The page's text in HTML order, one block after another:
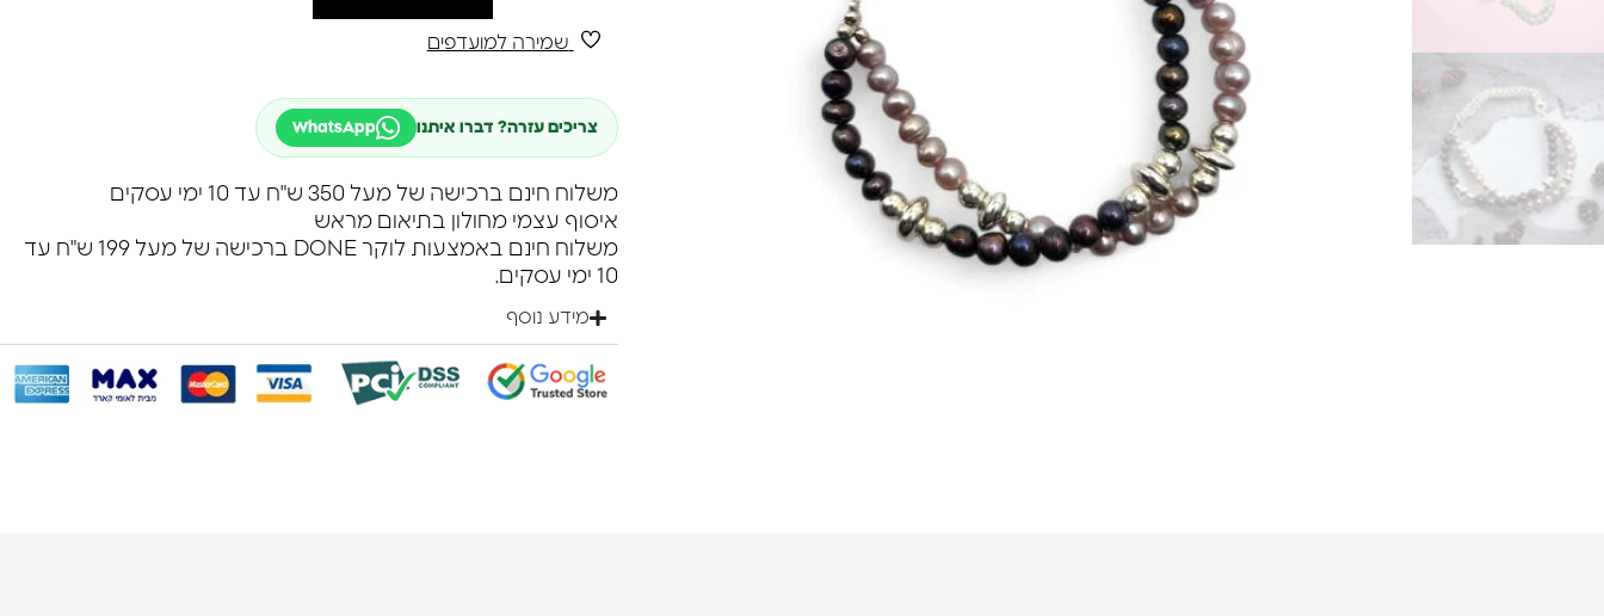
שמירה למועדפים
צריכים עזרה? דברו איתנו WhatsApp
משלוח חינם ברכישה של מעל 350 ש"ח עד 10 ימי עסקים
איסוף עצמי מחולון בתיאום מראש
משלוח חינם באמצעות לוקר DONE ברכישה של מעל 199 ש"ח עד
10 ימי עסקים.
מידע נוסף